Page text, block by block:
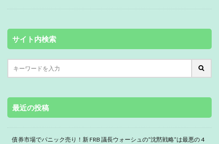
サイト内検索
最近の投稿
債券市場でパニック売り！新 FRB 議長ウォーシュの“沈黙戦略”は最悪の 4